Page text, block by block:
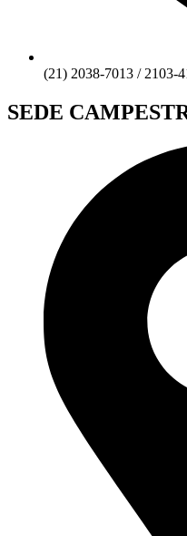
(21) 2038-7013 / 2103-
SEDE